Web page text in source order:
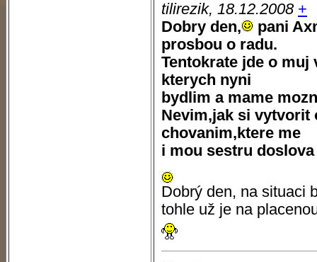
tilirezik, 18.12.2008 +
Dobry den,
pani
prosbou o radu.
Tentokrate jde o muj
kterych nyni
bydlim a mame
Nevim,jak si vytvorit
chovanim,ktere me
i mou sestru
Dobrý den, na situaci
tohle už je na